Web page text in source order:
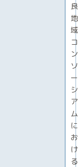
良
地
域
コ
ン
ソ
ー
シ
ア
に
お
け
る